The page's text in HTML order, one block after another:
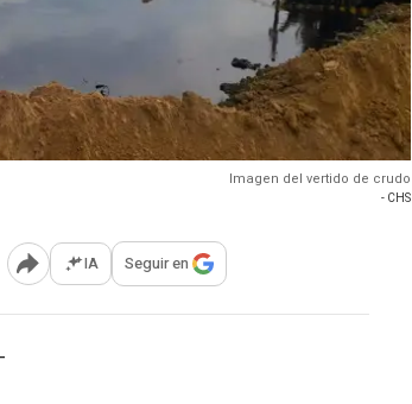
Imagen del vertido de crudo
- CHS
Abrir opciones para compartir
IA Seguir en